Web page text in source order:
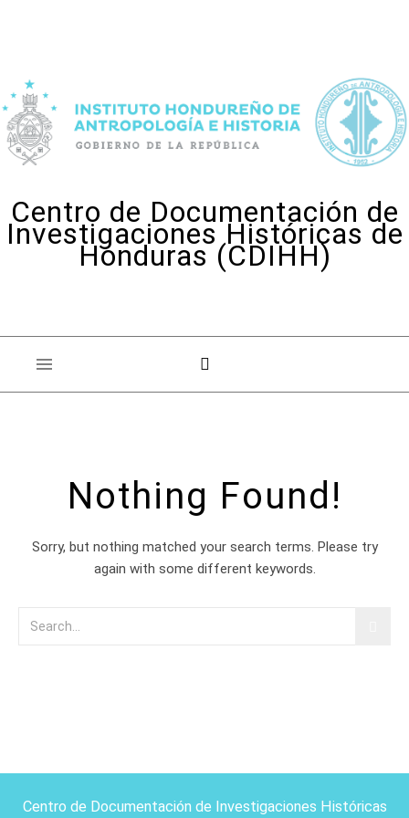
Centro de Documentación de
Investigaciones Históricas de
Honduras (CDIHH)
Nothing Found!
Sorry, but nothing matched your search terms. Please try
again with some different keywords.
Centro de Documentación de Investigaciones Históricas